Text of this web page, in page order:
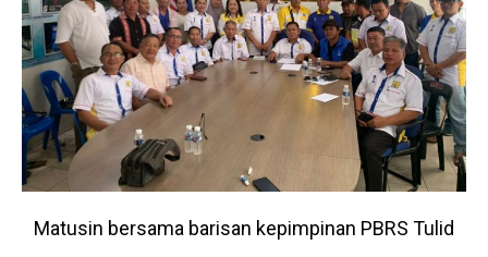
Matusin bersama barisan kepimpinan PBRS Tulid